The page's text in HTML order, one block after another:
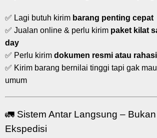
✅ Lagi butuh kirim barang penting cepat
✅ Jualan online & perlu kirim paket kilat
day
✅ Perlu kirim dokumen resmi atau
✅ Kirim barang bernilai tinggi tapi gak
umum
🚛 Sistem Antar Langsung – Bukan
Ekspedisi